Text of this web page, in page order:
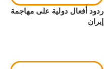
ردود أفعال دولية على مهاجمة
إيران